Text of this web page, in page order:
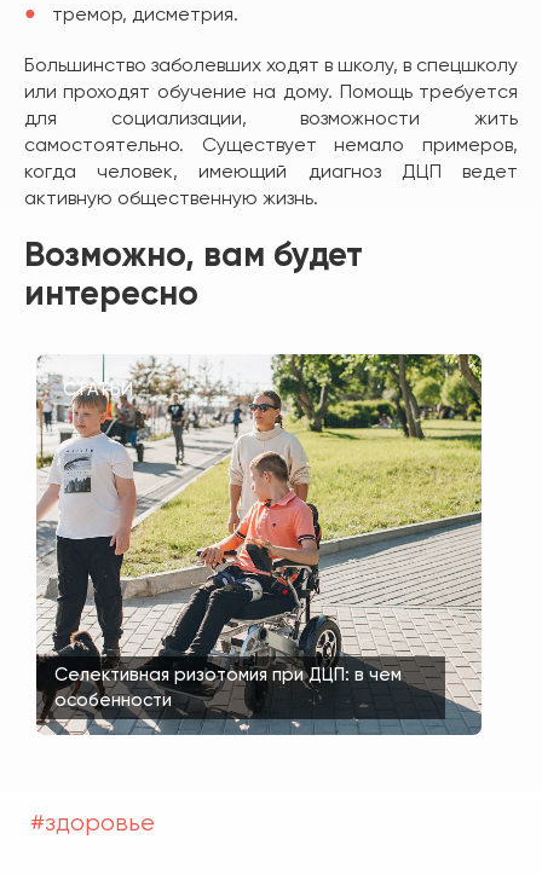
тремор, дисметрия.
Большинство заболевших ходят в школу, в спецшколу
или проходят обучение на дому. Помощь требуется
для социализации, возможности жить
самостоятельно. Существует немало примеров,
когда человек, имеющий диагноз ДЦП ведет
активную общественную жизнь.
Возможно, вам будет
интересно
СТАТЬИ
Селективная ризотомия при ДЦП: в чем
особенности
#здоровье